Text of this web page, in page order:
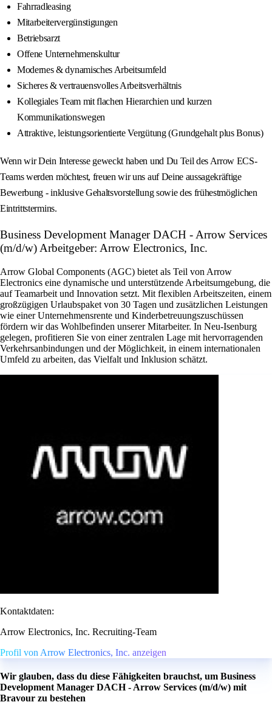
Fahrradleasing
Mitarbeitervergünstigungen
Betriebsarzt
Offene Unternehmenskultur
Modernes & dynamisches Arbeitsumfeld
Sicheres & vertrauensvolles Arbeitsverhältnis
Kollegiales Team mit flachen Hierarchien und kurzen
Kommunikationswegen
Attraktive, leistungsorientierte Vergütung (Grundgehalt plus Bonus)
Wenn wir Dein Interesse geweckt haben und Du Teil des Arrow ECS-
Teams werden möchtest, freuen wir uns auf Deine aussagekräftige
Bewerbung - inklusive Gehaltsvorstellung sowie des frühestmöglichen
Eintrittstermins.
Business Development Manager DACH - Arrow Services
(m/d/w) Arbeitgeber: Arrow Electronics, Inc.
Arrow Global Components (AGC) bietet als Teil von Arrow
Electronics eine dynamische und unterstützende Arbeitsumgebung, die
auf Teamarbeit und Innovation setzt. Mit flexiblen Arbeitszeiten, einem
großzügigen Urlaubspaket von 30 Tagen und zusätzlichen Leistungen
wie einer Unternehmensrente und Kinderbetreuungszuschüssen
fördern wir das Wohlbefinden unserer Mitarbeiter. In Neu-Isenburg
gelegen, profitieren Sie von einer zentralen Lage mit hervorragenden
Verkehrsanbindungen und der Möglichkeit, in einem internationalen
Umfeld zu arbeiten, das Vielfalt und Inklusion schätzt.
Kontaktdaten:
Arrow Electronics, Inc. Recruiting-Team
Profil von Arrow Electronics, Inc. anzeigen
Wir glauben, dass du diese Fähigkeiten brauchst, um Business
Development Manager DACH - Arrow Services (m/d/w) mit
Bravour zu bestehen